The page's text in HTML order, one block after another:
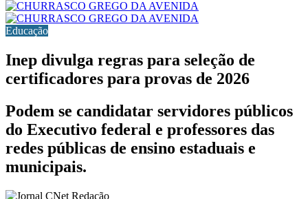
Educação
Inep divulga regras para seleção de
certificadores para provas de 2026
Podem se candidatar servidores públicos
do Executivo federal e professores das
redes públicas de ensino estaduais e
municipais.